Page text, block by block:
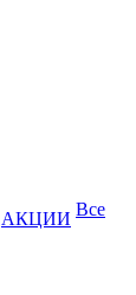
АКЦИИ Все